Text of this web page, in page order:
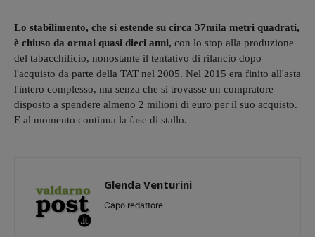
Lo stabilimento, che si estende su circa 37mila metri quadrati,
è chiuso da ormai quasi dieci anni, con lo stop alla produzione
del tabacchificio, nonostante il tentativo di rilancio dopo
l'acquisto da parte della TAT nel 2005. Nel 2015 era finito all'asta
l'intero complesso, ma senza che si trovasse un compratore
disposto a spendere almeno 2 milioni di euro per il suo acquisto.
E al momento continua la fase di stallo.
Glenda Venturini
Capo redattore